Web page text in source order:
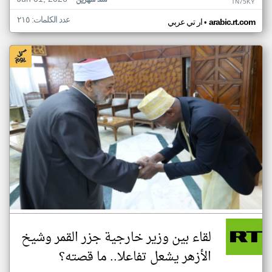
ار تي عربي• arabic.rt.com عدد الكلمات: ٢١٥
لقاء بين وزير خارجية جزر القمر وشيخ
الأزهر يشعل تفاعلا.. ما قصته؟